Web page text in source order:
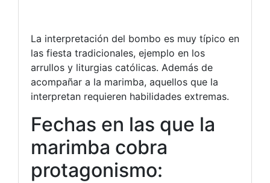
La interpretación del bombo es muy típico en
las fiesta tradicionales, ejemplo en los
arrullos y liturgias católicas. Además de
acompañar a la marimba, aquellos que la
interpretan requieren habilidades extremas.
Fechas en las que la
marimba cobra
protagonismo: